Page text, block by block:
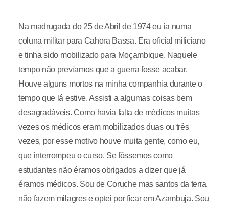
Na madrugada do 25 de Abril de 1974 eu ia numa
coluna militar para Cahora Bassa. Era oficial miliciano
e tinha sido mobilizado para Moçambique. Naquele
tempo não prevíamos que a guerra fosse acabar.
Houve alguns mortos na minha companhia durante o
tempo que lá estive. Assisti a algumas coisas bem
desagradáveis. Como havia falta de médicos muitas
vezes os médicos eram mobilizados duas ou três
vezes, por esse motivo houve muita gente, como eu,
que interrompeu o curso. Se fôssemos como
estudantes não éramos obrigados a dizer que já
éramos médicos. Sou de Coruche mas santos da terra
não fazem milagres e optei por ficar em Azambuja. Sou